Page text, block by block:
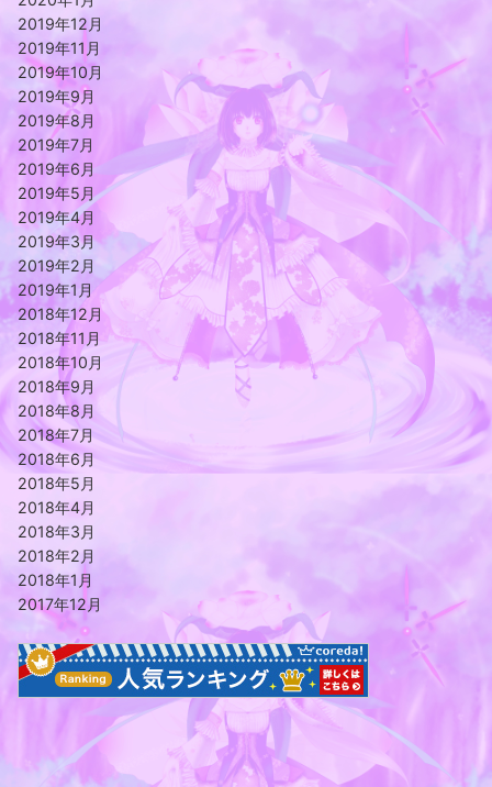
2019年12月
2019年11月
2019年10月
2019年9月
2019年8月
2019年7月
2019年6月
2019年5月
2019年4月
2019年3月
2019年2月
2019年1月
2018年12月
2018年11月
2018年10月
2018年9月
2018年8月
2018年7月
2018年6月
2018年5月
2018年4月
2018年3月
2018年2月
2018年1月
2017年12月